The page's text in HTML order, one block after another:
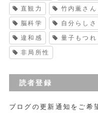
直観力 竹内薫さん
脳科学 自分らしさ
違和感 量子もつれ
非局所性
読者登録
ブログの更新通知をご希